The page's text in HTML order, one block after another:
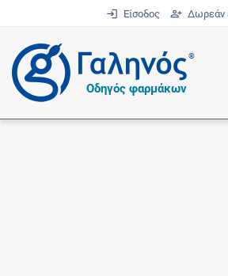
Είσοδος Δωρεάν
®
Οδηγός φαρμάκων